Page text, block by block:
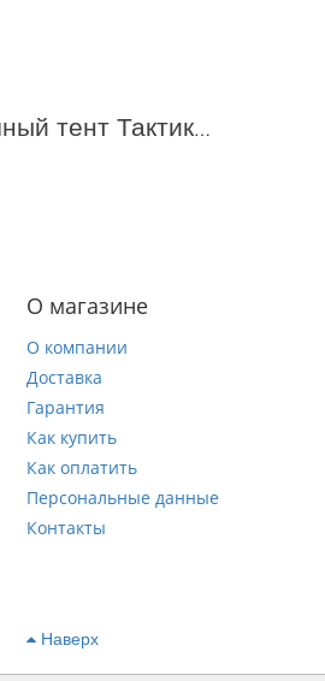
Транспортировочный тент Тактика 460 DC
О магазине
О компании
Доставка
Гарантия
Как купить
Как оплатить
Персональные данные
Контакты
Наверх